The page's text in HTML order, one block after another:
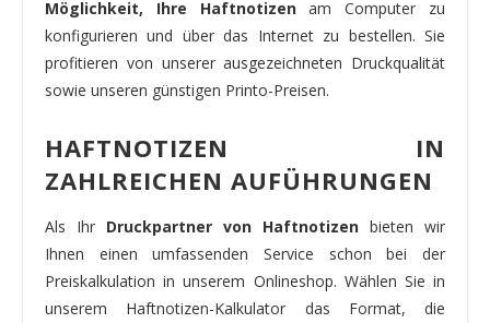
Möglichkeit, Ihre Haftnotizenam Computer zu
konfigurieren und über das Internet zu bestellen. Sie
profitieren von unserer ausgezeichneten Druckqualität
sowie unseren günstigen Printo-Preisen.
HAFTNOTIZEN IN
ZAHLREICHEN AUFÜHRUNGEN
Als Ihr Druckpartner von Haftnotizen bieten wir
Ihnen einen umfassenden Service schon bei der
Preiskalkulation in unserem Onlineshop. Wählen Sie in
unserem Haftnotizen-Kalkulator das Format, die